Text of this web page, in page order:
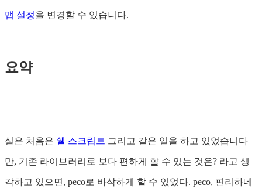
맵 설정을 변경할 수 있습니다.
요약
실은 처음은 쉘 스크립트 그리고 같은 일을 하고 있었습니다
만, 기존 라이브러리로 보다 편하게 할 수 있는 것은? 라고 생
각하고 있으면, peco로 바삭하게 할 수 있었다. peco, 편리하네